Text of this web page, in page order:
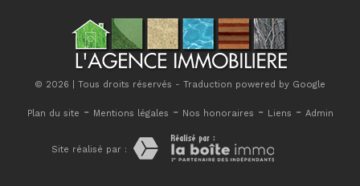
© 2026 | Tous droits réservés - Traduction powered by Google
Plan du site - Mentions légales - Nos honoraires - Liens - Admin
Site réalisé par :